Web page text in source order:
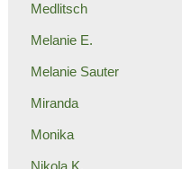
Medlitsch
Melanie E.
Melanie Sauter
Miranda
Monika
Nikola K.